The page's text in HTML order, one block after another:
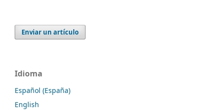
Enviar un artículo
Idioma
Español (España)
English